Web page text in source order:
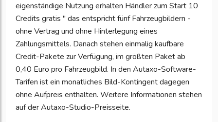
eigenständige Nutzung erhalten Händler zum Start 10
Credits gratis " das entspricht fünf Fahrzeugbildern -
ohne Vertrag und ohne Hinterlegung eines
Zahlungsmittels. Danach stehen einmalig kaufbare
Credit-Pakete zur Verfügung, im größten Paket ab
0,40 Euro pro Fahrzeugbild. In den Autaxo-Software-
Tarifen ist ein monatliches Bild-Kontingent dagegen
ohne Aufpreis enthalten. Weitere Informationen stehen
auf der Autaxo-Studio-Preisseite.